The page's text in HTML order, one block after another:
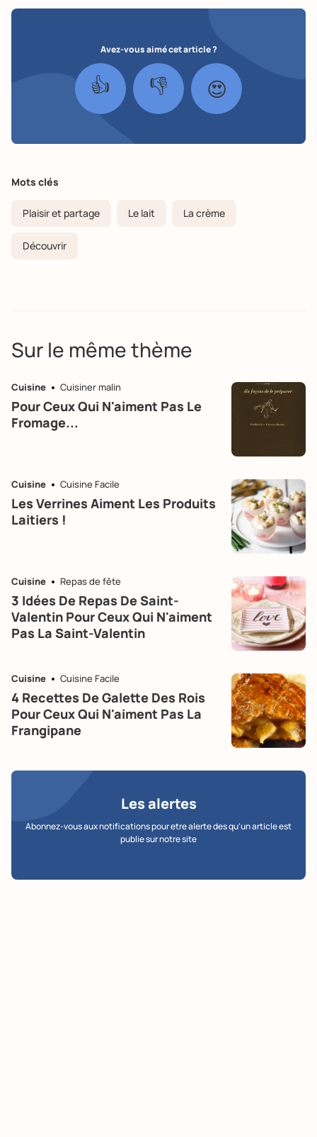
Avez-vous aimé cet article ?
👍 👎 😍
Mots clés
Plaisir et partage Le lait La crème
Découvrir
Sur le même thème
Cuisine Cuisiner malin
Pour Ceux Qui N'aiment Pas Le
Fromage...
Cuisine Cuisine Facile
Les Verrines Aiment Les Produits
Laitiers !
Cuisine Repas de fête
3 Idées De Repas De Saint-
Valentin Pour Ceux Qui N'aiment
Pas La Saint-Valentin
Cuisine Cuisine Facile
4 Recettes De Galette Des Rois
Pour Ceux Qui N'aiment Pas La
Frangipane
Les alertes
Abonnez-vous aux notifications pour etre alerte des qu’un article est
publie sur notre site